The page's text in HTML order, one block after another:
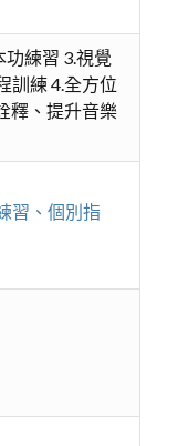
練習 3.視覺
訓練 4.全方位
釋、提升音樂
習、個別指